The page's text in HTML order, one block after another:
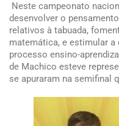
Neste campeonato
desenvolver o
relativos à tabuada,
matemática, e estimular
processo ensino-
de Machico esteve
se apuraram na semifinal